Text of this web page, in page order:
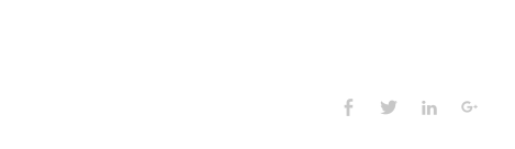
Social
Facebook
TwitterLinkedIn